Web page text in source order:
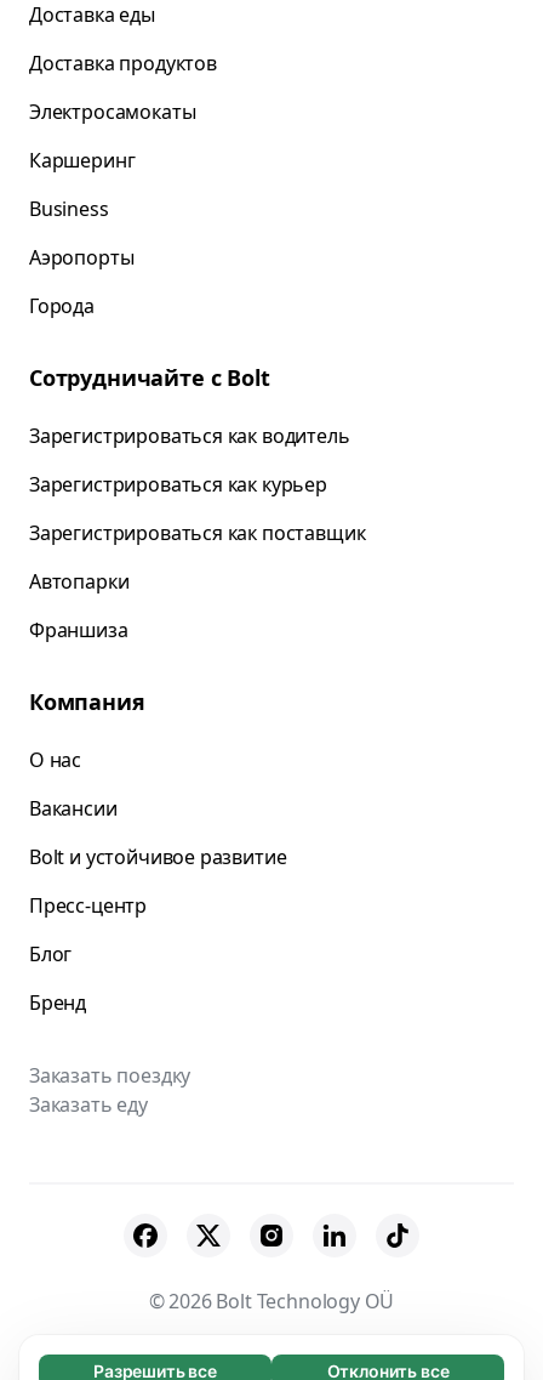
Разрешить все Отклонить все
Доставка еды
Доставка продуктов
Электросамокаты
Каршеринг
Business
Аэропорты
Города
Сотрудничайте с Bolt
Зарегистрироваться как водитель
Зарегистрироваться как курьер
Зарегистрироваться как поставщик
Автопарки
Франшиза
Компания
О нас
Вакансии
Bolt и устойчивое развитие
Пресс-центр
Блог
Бренд
Заказать поездку
Заказать еду
© 2026 Bolt Technology OÜ
Поставщики Пользовательское соглашение